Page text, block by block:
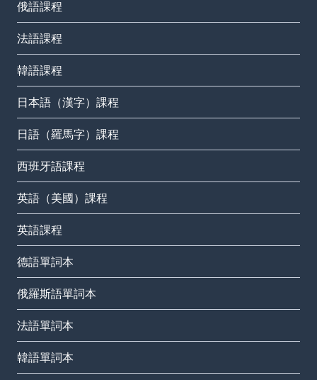
俄語課程
法語課程
韓語課程
日本語（漢字）課程
日語（羅馬字）課程
西班牙語課程
英語（美國）課程
英語課程
德語單詞本
俄羅斯語單詞本
法語單詞本
韓語單詞本